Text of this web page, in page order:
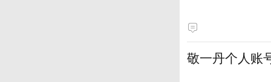
敬一丹个人账